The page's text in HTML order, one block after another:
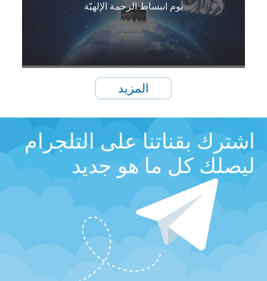
يوم انبساط الرحمة الإلهيّة
المزيد
اشترك بقناتنا على التلجرام
ليصلك كل ما هو جديد